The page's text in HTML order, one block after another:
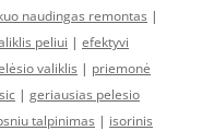
naudingas remontas |
peliui | efektyvi
valiklis | priemonė
| geriausias pelesio
talpinimas | isorinis